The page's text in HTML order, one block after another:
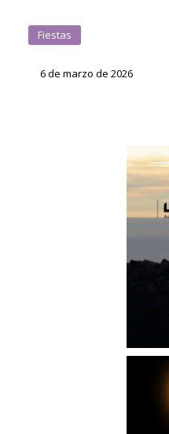
Fiestas
6 de marzo de 2026